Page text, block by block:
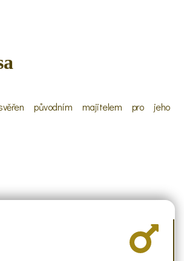
původním majitelem pro jeho